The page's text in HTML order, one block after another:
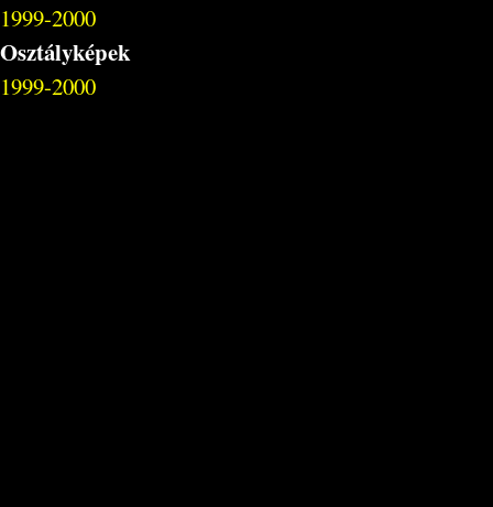
1999-2000
Osztályképek
1999-2000